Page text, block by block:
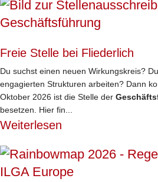
Freie Stelle bei Fliederlich
Du suchst einen neuen Wirkungskreis?
engagierten Strukturen arbeiten? Dann
Oktober 2026 ist die Stelle der
besetzen. Hier fin...
Weiterlesen